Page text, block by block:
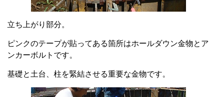
立ち上がり部分。
ピンクのテープが貼ってある箇所はホールダウン金物とア
ンカーボルトです。
基礎と土台、柱を緊結させる重要な金物です。